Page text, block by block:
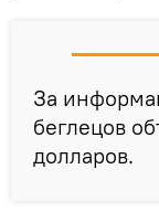
За
беглецов
долларов.